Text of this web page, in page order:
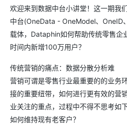
欢迎来到数据中台小讲堂！这一期我
中台(OneData - OneModel、OneID
载体，Dataphin如何帮助传统零售企
时间内新增100万用户？
传统营销的痛点：数据分散分析难
营销可谓是零售行业最重要的的业务
接的重要纽带，如何进行更有效的营
业关注的重点，过程中不得不思考如
如何维持现有老客户？